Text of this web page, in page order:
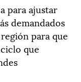
para ajustar
demandados
para que
que